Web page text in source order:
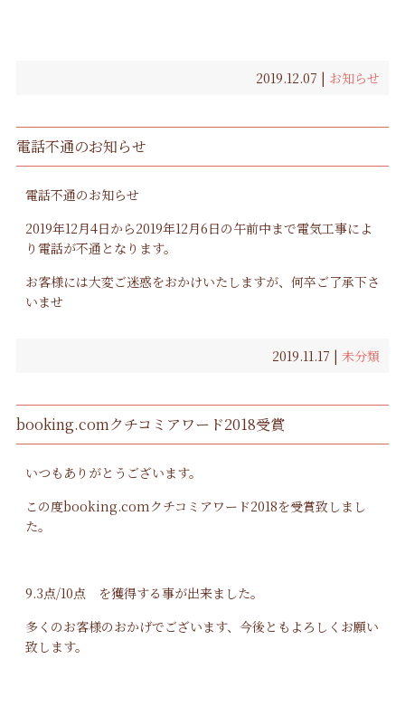
2019.12.07 | お知らせ
電話不通のお知らせ
電話不通のお知らせ
2019年12月4日から2019年12月6日の午前中まで電気工事によ
り電話が不通となります。
お客様には大変ご迷惑をおかけいたしますが、何卒ご了承下さ
いませ
2019.11.17 |未分類
booking.comクチコミアワード2018受賞
いつもありがとうございます。
この度booking.comクチコミアワード2018を受賞致しまし
た。
9.3点/10点 を獲得する事が出来ました。
多くのお客様のおかげでございます、今後ともよろしくお願い
致します。